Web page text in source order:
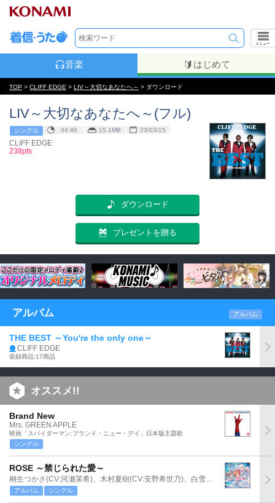
メニュー
音楽 はじめて
TOP > CLIFF EDGE > LIV～大切なあなたへ～ > ダウンロード
LIV～大切なあなたへ～(フル)
シングル 04:46 15.1MB 23/03/15
CLIFF EDGE
238pts
ダウンロード
プレゼントを贈る
アルバム アルバム
THE BEST ～You're the only one～
CLIFF EDGE
収録商品:17商品
オススメ!!
Brand New
Mrs. GREEN APPLE
映画「スパイダーマン:ブランド・ニュー・デイ」日本版主題歌
シングル
ROSE ～禁じられた愛～
桐生つかさ(CV:河瀬茉希)、木村夏樹(CV:安野希世乃)、白雪千夜(CV:関口理咲)
アルバム シングル